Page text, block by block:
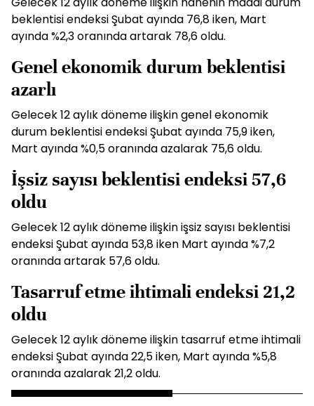
beklentisi endeksi Şubat ayında 76,8 iken, Mart
ayında %2,3 oranında artarak 78,6 oldu.
Genel ekonomik durum beklentisi
azarlı
Gelecek 12 aylık döneme ilişkin genel ekonomik
durum beklentisi endeksi Şubat ayında 75,9 iken,
Mart ayında %0,5 oranında azalarak 75,6 oldu.
İşsiz sayısı beklentisi endeksi 57,6
oldu
Gelecek 12 aylık döneme ilişkin işsiz sayısı beklentisi
endeksi Şubat ayında 53,8 iken Mart ayında %7,2
oranında artarak 57,6 oldu.
Tasarruf etme ihtimali endeksi 21,2
oldu
Gelecek 12 aylık döneme ilişkin tasarruf etme ihtimali
endeksi Şubat ayında 22,5 iken, Mart ayında %5,8
oranında azalarak 21,2 oldu.